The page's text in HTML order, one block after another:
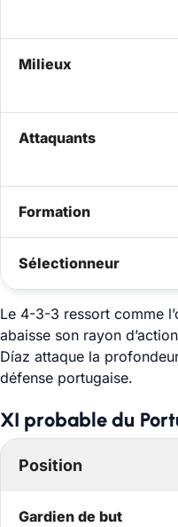
Milieux
Attaquants
Formation
Sélectionneur
Le 4-3-3 ressort comme
abaisse son rayon
Díaz attaque la
défense portugaise.
XI probable du
Position
Gardien de but